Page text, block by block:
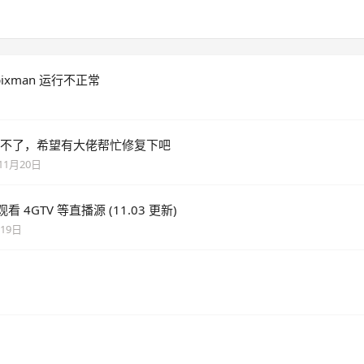
运行不正常
了，希望有大佬帮忙修复下吧
月20日
看 4GTV 等直播源 (11.03 更新)
日